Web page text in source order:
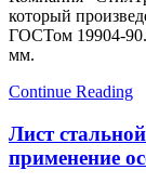
который
ГОСТом 19904-90.
мм.
Continue Reading
Лист
применение